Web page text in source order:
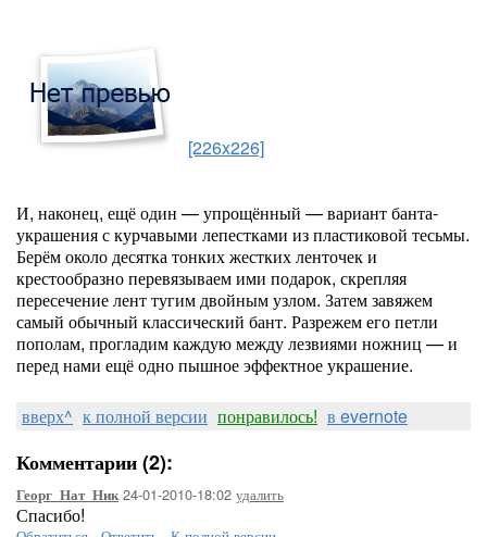
[226x226]
И, наконец, ещё один — упрощённый — вариант банта-
украшения с курчавыми лепестками из пластиковой тесьмы.
Берём около десятка тонких жестких ленточек и
крестообразно перевязываем ими подарок, скрепляя
пересечение лент тугим двойным узлом. Затем завяжем
самый обычный классический бант. Разрежем его петли
пополам, прогладим каждую между лезвиями ножниц — и
перед нами ещё одно пышное эффектное украшение.
вверх^ к полной версии понравилось! в evernote
Комментарии (2):
Георг_Нат_Ник24-01-2010-18:02 удалить
Спасибо!